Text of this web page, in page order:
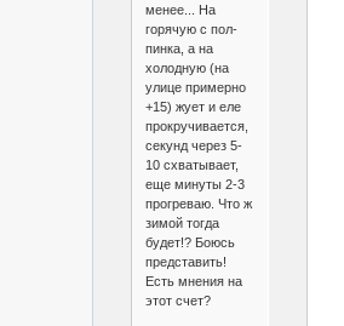
менее... На
горячую с пол-
пинка, а на
холодную (на
улице примерно
+15) жует и еле
прокручивается,
секунд через 5-
10 схватывает,
еще минуты 2-3
прогреваю. Что ж
зимой тогда
будет!? Боюсь
представить!
Есть мнения на
этот счет?